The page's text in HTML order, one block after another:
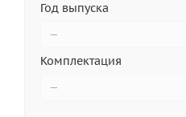
Год выпуска
—
Комплектация
—